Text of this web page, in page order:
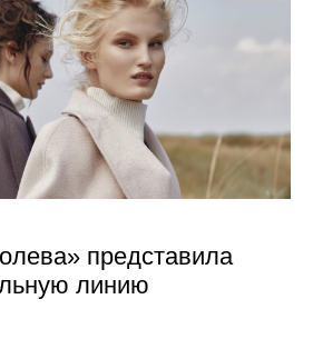
представила
линию